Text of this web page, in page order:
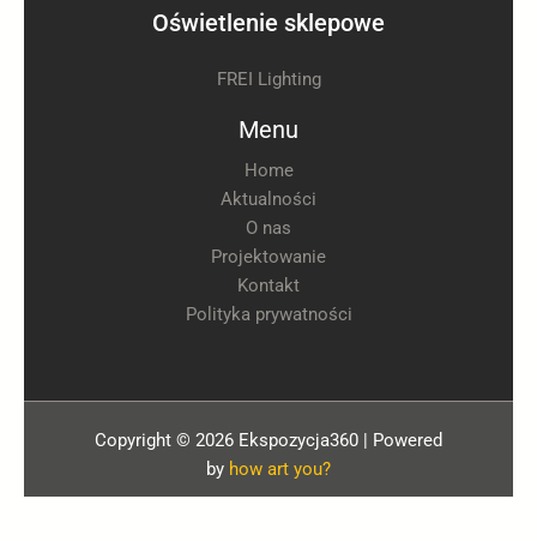
Oświetlenie sklepowe
FREI Lighting
Menu
Home
Aktualności
O nas
Projektowanie
Kontakt
Polityka prywatności
Copyright © 2026 Ekspozycja360 | Powered
by how art you?